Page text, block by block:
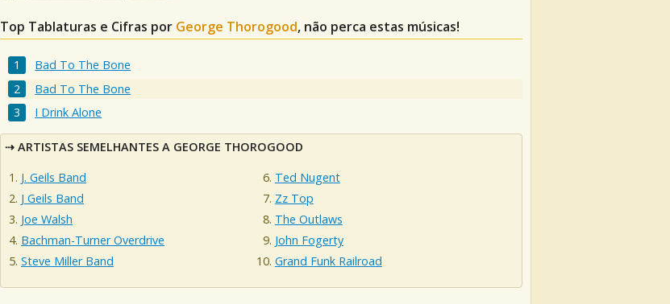
Top Tablaturas e Cifras por George Thorogood, não perca estas músicas!
Bad To The Bone
Bad To The Bone
I Drink Alone
ARTISTAS SEMELHANTES A GEORGE THOROGOOD
J. Geils Band
J Geils Band
Joe Walsh
Bachman-Turner Overdrive
Steve Miller Band
Ted Nugent
Zz Top
The Outlaws
John Fogerty
Grand Funk Railroad